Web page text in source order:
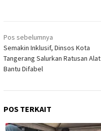
Navigasi
pos
Pos sebelumnya
Semakin Inklusif, Dinsos Kota
Tangerang Salurkan Ratusan Alat
Bantu Difabel
POS TERKAIT